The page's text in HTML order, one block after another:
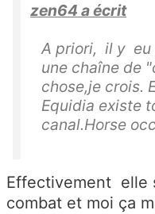
zen64 a écrit
A priori, il y eu
une chaîne de
chose,je crois.
Equidia existe
canal.Horse
Effectivement elle
combat et moi ça